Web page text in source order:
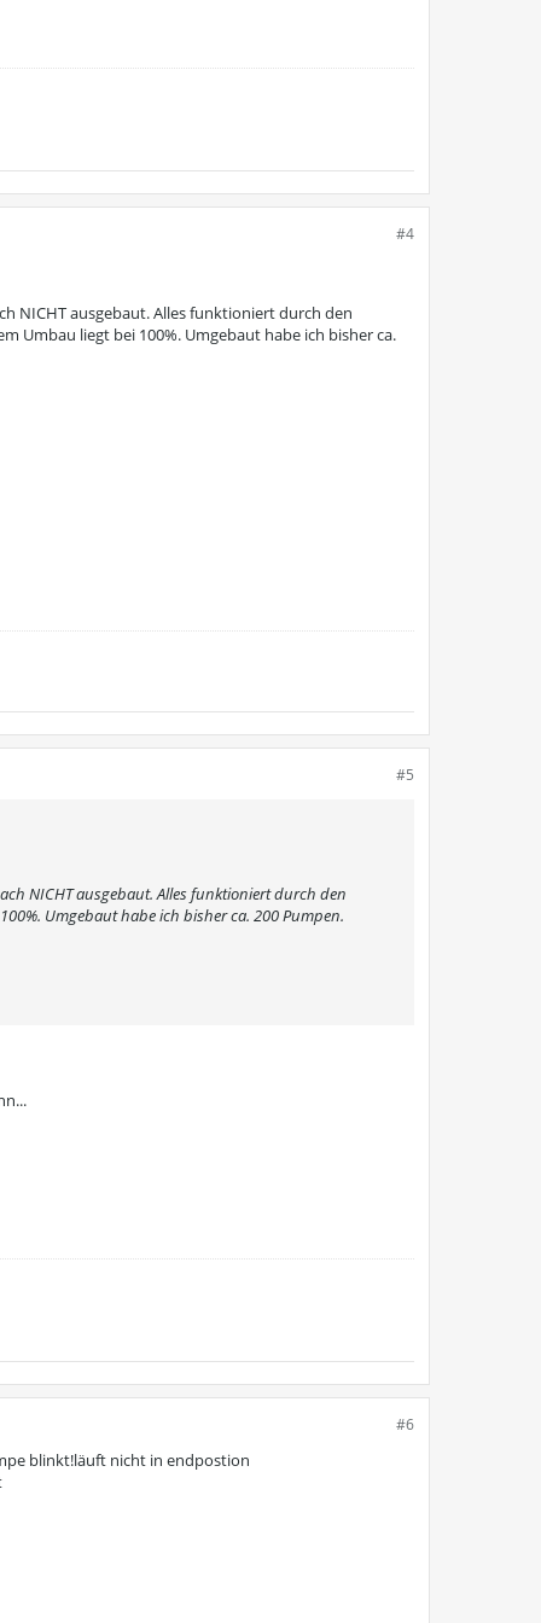
#4
NICHT ausgebaut. Alles funktioniert durch den
Umbau liegt bei 100%. Umgebaut habe ich bisher ca.
#5
NICHT ausgebaut. Alles funktioniert durch den
Umgebaut habe ich bisher ca. 200 Pumpen.
#6
blinkt!läuft nicht in endpostion